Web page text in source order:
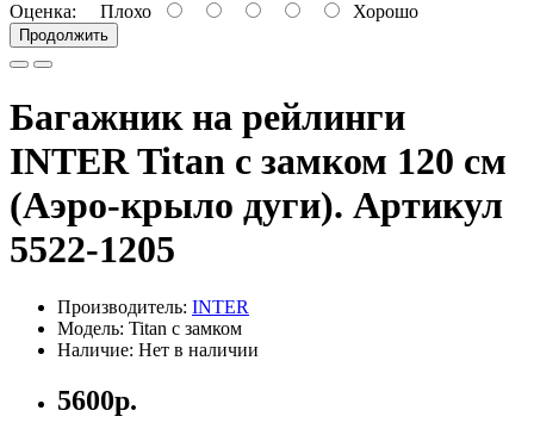
Оценка: Плохо Хорошо
Продолжить
Багажник на рейлинги
INTER Titan с замком 120 см
(Аэро-крыло дуги). Артикул
5522-1205
Производитель: INTER
Модель: Titan с замком
Наличие: Нет в наличии
5600р.